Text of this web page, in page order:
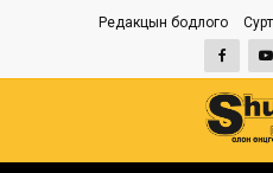
Редакцын бодлого